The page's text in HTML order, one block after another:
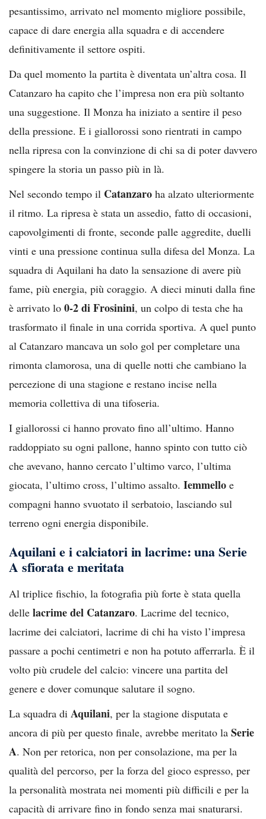
pesantissimo, arrivato nel momento migliore possibile,
capace di dare energia alla squadra e di accendere
definitivamente il settore ospiti.
Da quel momento la partita è diventata un’altra cosa. Il
Catanzaro ha capito che l’impresa non era più soltanto
una suggestione. Il Monza ha iniziato a sentire il peso
della pressione. E i giallorossi sono rientrati in campo
nella ripresa con la convinzione di chi sa di poter davvero
spingere la storia un passo più in là.
Nel secondo tempo il Catanzaro ha alzato ulteriormente
il ritmo. La ripresa è stata un assedio, fatto di occasioni,
capovolgimenti di fronte, seconde palle aggredite, duelli
vinti e una pressione continua sulla difesa del Monza. La
squadra di Aquilani ha dato la sensazione di avere più
fame, più energia, più coraggio. A dieci minuti dalla fine
è arrivato lo 0-2 di Frosinini, un colpo di testa che ha
trasformato il finale in una corrida sportiva. A quel punto
al Catanzaro mancava un solo gol per completare una
rimonta clamorosa, una di quelle notti che cambiano la
percezione di una stagione e restano incise nella
memoria collettiva di una tifoseria.
I giallorossi ci hanno provato fino all’ultimo. Hanno
raddoppiato su ogni pallone, hanno spinto con tutto ciò
che avevano, hanno cercato l’ultimo varco, l’ultima
giocata, l’ultimo cross, l’ultimo assalto. Iemmello e
compagni hanno svuotato il serbatoio, lasciando sul
terreno ogni energia disponibile.
Aquilani e i calciatori in lacrime: una Serie
A sfiorata e meritata
Al triplice fischio, la fotografia più forte è stata quella
delle lacrime del Catanzaro. Lacrime del tecnico,
lacrime dei calciatori, lacrime di chi ha visto l’impresa
passare a pochi centimetri e non ha potuto afferrarla. È il
volto più crudele del calcio: vincere una partita del
genere e dover comunque salutare il sogno.
La squadra di Aquilani, per la stagione disputata e
ancora di più per questo finale, avrebbe meritato la Serie
A. Non per retorica, non per consolazione, ma per la
qualità del percorso, per la forza del gioco espresso, per
la personalità mostrata nei momenti più difficili e per la
capacità di arrivare fino in fondo senza mai snaturarsi.